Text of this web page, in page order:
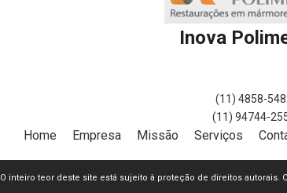
Inova
(11) 4858-
(11) 94744-
Home Empresa Missão Serviços
O inteiro teor deste site está sujeito à proteção de direitos autorais.